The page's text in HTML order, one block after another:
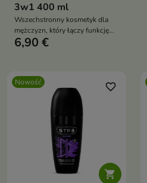
3w1 400 ml
Wszechstronny kosmetyk dla
mężczyzn, który łączy funkcję
żelu pod prysznic, szamponu do
6,90 €
Nowość

favorite_border